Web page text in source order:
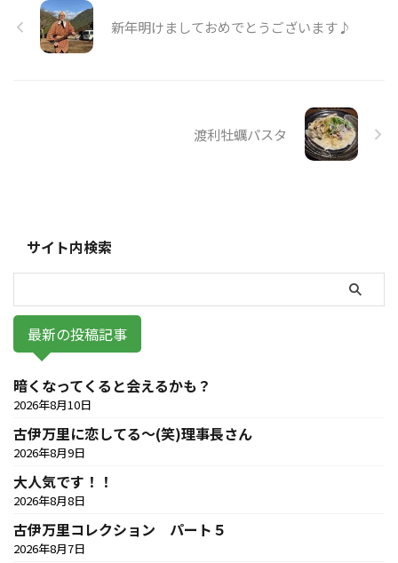
新年明けましておめでとうございます♪
渡利牡蠣パスタ
サイト内検索
最新の投稿記事
暗くなってくると会えるかも？
2026年8月10日
古伊万里に恋してる～(笑)理事長さん
2026年8月9日
大人気です！！
2026年8月8日
古伊万里コレクション パート５
2026年8月7日